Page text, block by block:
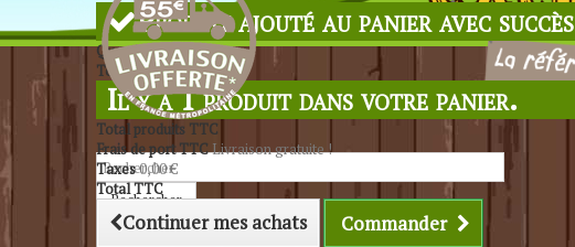
Rechercher
Produit ajouté au panier avec succès
Quantité
Total
Il y a 1 produit dans votre panier.
Total produits TTC
Frais de port TTCLivraison gratuite !
Taxes0,00 €
Total TTC
Continuer mes achats Commander